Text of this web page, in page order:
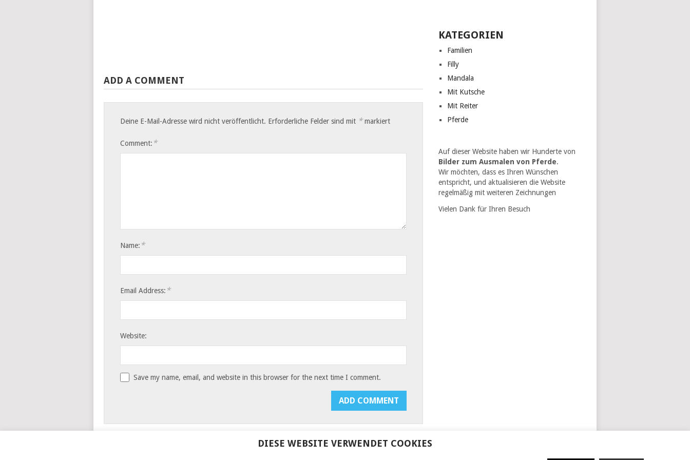
ADD A COMMENT
Deine E-Mail-Adresse wird nicht veröffentlicht. Erforderliche Felder sind mit *markiert
Comment: *
Name: *
Email Address: *
Website:
Save my name, email, and website in this browser for the next time I comment.
KATEGORIEN
Familien
Filly
Mandala
Mit Kutsche
Mit Reiter
Pferde
Auf dieser Website haben wir Hunderte von
Bilder zum Ausmalen von Pferde.
Wir möchten, dass es Ihren Wünschen
entspricht, und aktualisieren die Website
regelmäßig mit weiteren Zeichnungen
Vielen Dank für Ihren Besuch
DIESE WEBSITE VERWENDET COOKIES